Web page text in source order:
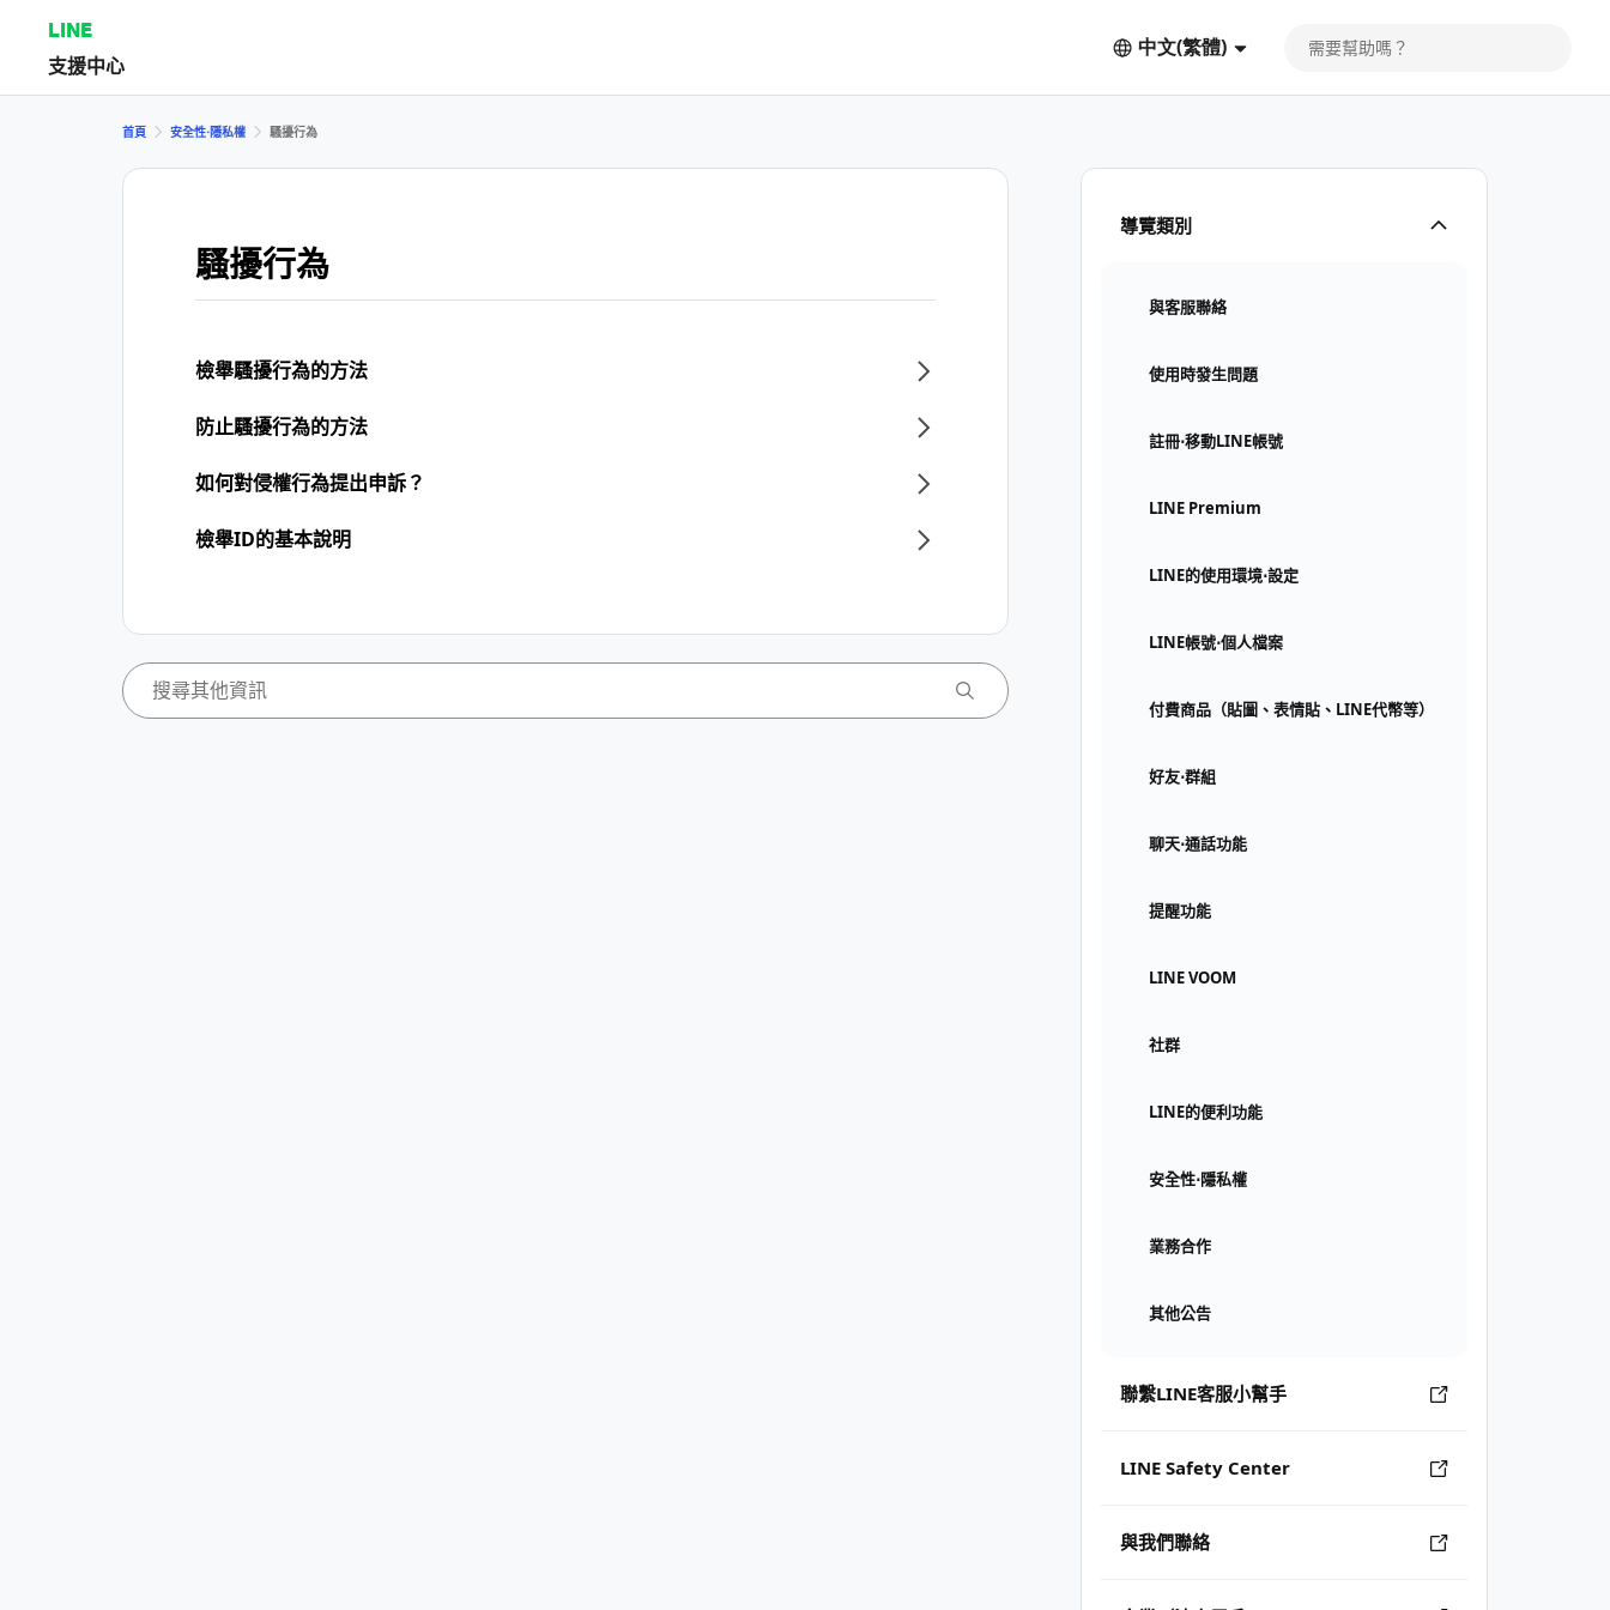
LINE
支援中心
中文(繁體)
導覽類別
與客服聯絡
使用時發生問題
註冊⋅移動LINE帳號
LINE Premium
LINE的使用環境⋅設定
LINE帳號⋅個人檔案
付費商品（貼圖、表情貼、LINE代幣等）
好友⋅群組
聊天⋅通話功能
提醒功能
LINE VOOM
社群
LINE的便利功能
安全性⋅隱私權
業務合作
其他公告
聯繫LINE客服小幫手
LINE Safety Center
與我們聯絡
首頁 安全性⋅隱私權 騷擾行為
騷擾行為
檢舉騷擾行為的方法
防止騷擾行為的方法
如何對侵權行為提出申訴？
檢舉ID的基本說明